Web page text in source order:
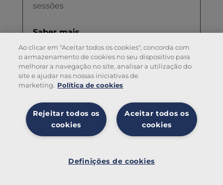
sessões
Saber mais
10% de desconto nos actos médicos e
tratamentos
Ao clicar em "Aceitar todos os cookies", concorda com
o armazenamento de cookies no seu dispositivo para
melhorar a navegação no site, analisar a utilização do
site e ajudar nas nossas iniciativas de
marketing. Política de cookies
Aceitar todos os
cookies
Rejeitar todos os
cookies
Definições de cookies